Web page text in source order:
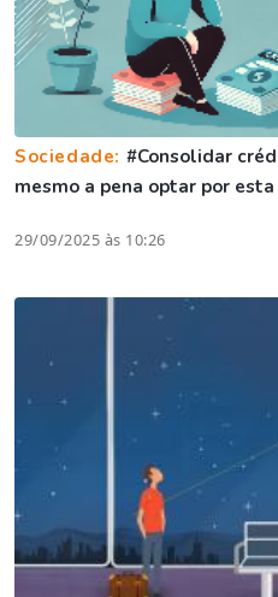
Sociedade: #Consolidar
mesmo a pena optar por
29/09/2025 às 10:26